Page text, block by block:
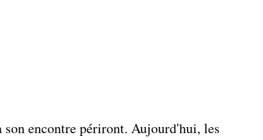
encontre périront. Aujourd'hui, les